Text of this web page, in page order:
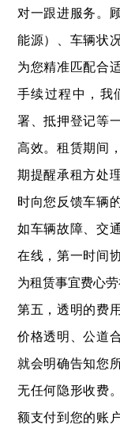
对一跟进服务。
能源）、车辆状
为您精准匹配合
手续过程中，我
署、抵押登记等
高效。租赁期间
期提醒承租方处
时向您反馈车辆
如车辆故障、交
在线，第一时间
为租赁事宜费心劳
第五，透明的费
价格透明、公道
就会明确告知您
无任何隐形收费
额支付到您的账